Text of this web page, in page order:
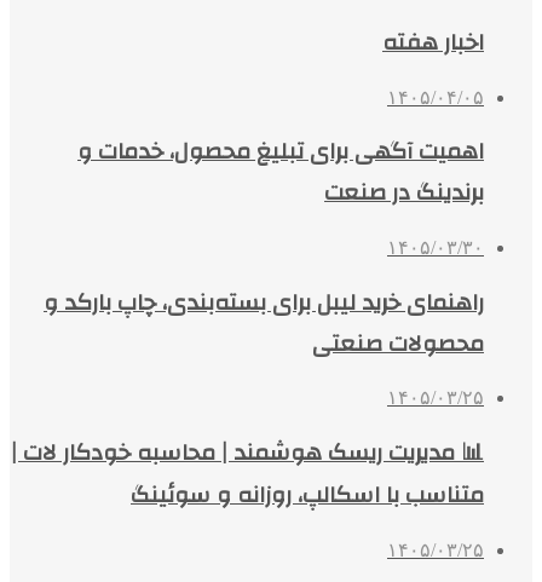
اخبار هفته
۱۴۰۵/۰۴/۰۵
اهمیت آگهی برای تبلیغ محصول، خدمات و
برندینگ در صنعت
۱۴۰۵/۰۳/۳۰
راهنمای خرید لیبل برای بسته‌بندی، چاپ بارکد و
محصولات صنعتی
۱۴۰۵/۰۳/۲۵
📊 مدیریت ریسک هوشمند | محاسبه خودکار لات |
متناسب با اسکالپ، روزانه و سوئینگ
۱۴۰۵/۰۳/۲۵